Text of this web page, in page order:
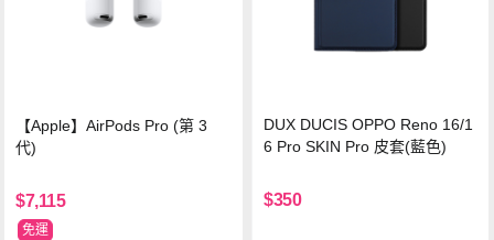
【Apple】AirPods Pro (第 3
代)
$7,115
免運
DUX DUCIS OPPO Reno 16/1
6 Pro SKIN Pro 皮套(藍色)
$350